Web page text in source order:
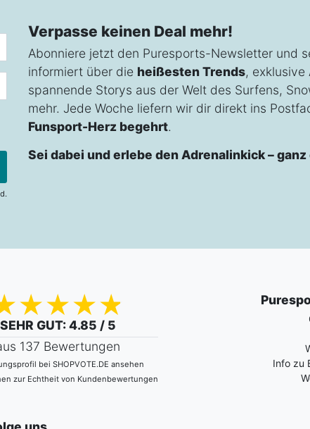
Verpasse keinen Deal mehr!
Abonniere jetzt den Puresports-Newsletter und
informiert über die heißesten Trends, exklusive
spannende Storys aus der Welt des Surfens,
mehr. Jede Woche liefern wir dir direkt ins
Funsport-Herz begehrt.
Sei dabei und erlebe den Adrenalinkick –
SEHR GUT: 4.85 / 5
137 Bewertungen
bei SHOPVOTE.DE ansehen
zur Echtheit von Kundenbewertungen
Info zu